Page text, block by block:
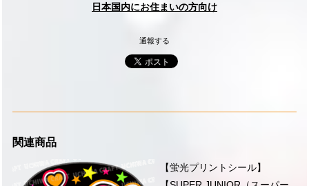
日本国内にお住まいの方向け
通報する
関連商品
【蛍光プリントシール】